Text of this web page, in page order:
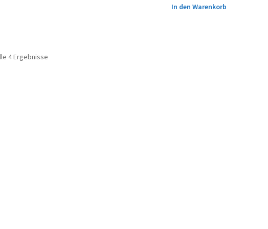
In den Warenkorb
4 Ergebnisse